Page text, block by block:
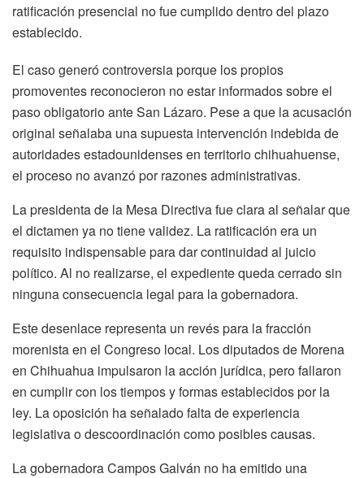
ratificación presencial no fue cumplido dentro del plazo
establecido.
El caso generó controversia porque los propios
promoventes reconocieron no estar informados sobre el
paso obligatorio ante San Lázaro. Pese a que la acusación
original señalaba una supuesta intervención indebida de
autoridades estadounidenses en territorio chihuahuense,
el proceso no avanzó por razones administrativas.
La presidenta de la Mesa Directiva fue clara al señalar que
el dictamen ya no tiene validez. La ratificación era un
requisito indispensable para dar continuidad al juicio
político. Al no realizarse, el expediente queda cerrado sin
ninguna consecuencia legal para la gobernadora.
Este desenlace representa un revés para la fracción
morenista en el Congreso local. Los diputados de Morena
en Chihuahua impulsaron la acción jurídica, pero fallaron
en cumplir con los tiempos y formas establecidos por la
ley. La oposición ha señalado falta de experiencia
legislativa o descoordinación como posibles causas.
La gobernadora Campos Galván no ha emitido una